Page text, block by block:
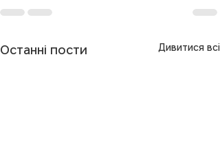
Останні пости Дивитися всі